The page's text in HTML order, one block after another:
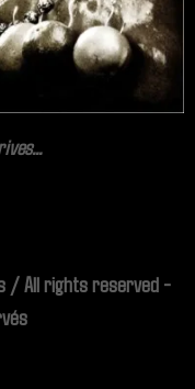
/ All rights reserved -